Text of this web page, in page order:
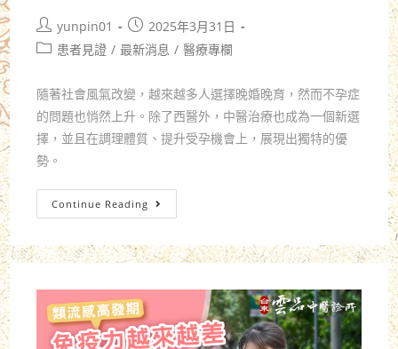
yunpin01
2025年3月31日
患者見證 / 最新消息 / 醫療專欄
隨著社會風氣改變，越來越多人選擇晚婚晚育，然而不孕症
的問題也悄然上升。除了西醫外，中醫治療也成為一個新選
擇，並且在調理體質、提升受孕機會上，展現出獨特的優
勢。
Continue Reading